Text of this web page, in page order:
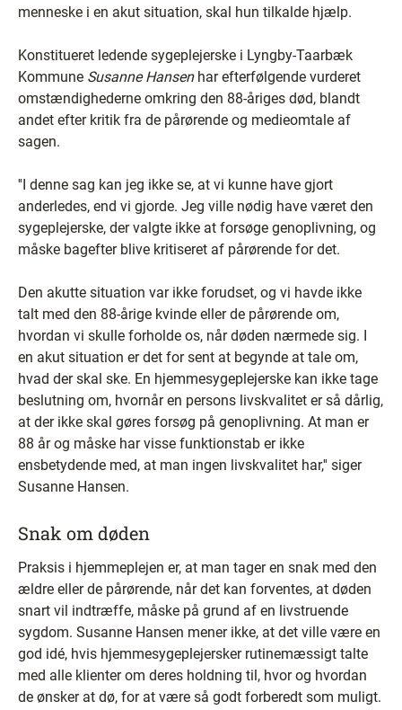
menneske i en akut situation, skal hun tilkalde hjælp.
Konstitueret ledende sygeplejerske i Lyngby-Taarbæk
Kommune Susanne Hansenhar efterfølgende vurderet
omstændighederne omkring den 88-åriges død, blandt
andet efter kritik fra de pårørende og medieomtale af
sagen.
''I denne sag kan jeg ikke se, at vi kunne have gjort
anderledes, end vi gjorde. Jeg ville nødig have været den
sygeplejerske, der valgte ikke at forsøge genoplivning, og
måske bagefter blive kritiseret af pårørende for det.
Den akutte situation var ikke forudset, og vi havde ikke
talt med den 88-årige kvinde eller de pårørende om,
hvordan vi skulle forholde os, når døden nærmede sig. I
en akut situation er det for sent at begynde at tale om,
hvad der skal ske. En hjemmesygeplejerske kan ikke tage
beslutning om, hvornår en persons livskvalitet er så dårlig,
at der ikke skal gøres forsøg på genoplivning. At man er
88 år og måske har visse funktionstab er ikke
ensbetydende med, at man ingen livskvalitet har,'' siger
Susanne Hansen.
Snak om døden
Praksis i hjemmeplejen er, at man tager en snak med den
ældre eller de pårørende, når det kan forventes, at døden
snart vil indtræffe, måske på grund af en livstruende
sygdom. Susanne Hansen mener ikke, at det ville være en
god idé, hvis hjemmesygeplejersker rutinemæssigt talte
med alle klienter om deres holdning til, hvor og hvordan
de ønsker at dø, for at være så godt forberedt som muligt.